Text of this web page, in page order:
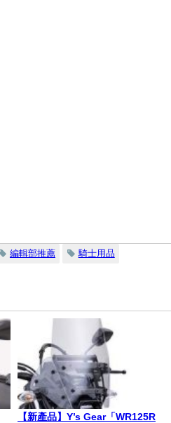
編輯部推薦 騎士用品
【新產品】Y’s Gear「WR125R